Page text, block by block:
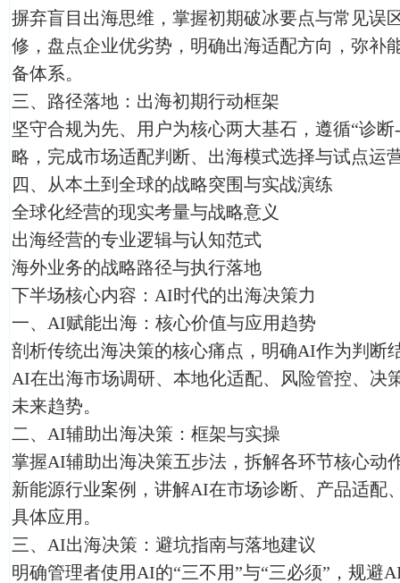
摒弃盲目出海思维，掌握初期破冰要点与常见误
修，盘点企业优劣势，明确出海适配方向，弥补
备体系。
三、路径落地：出海初期行动框架
坚守合规为先、用户为核心两大基石，遵循“诊
略，完成市场适配判断、出海模式选择与试点运
四、从本土到全球的战略突围与实战演练
全球化经营的现实考量与战略意义
出海经营的专业逻辑与认知范式
海外业务的战略路径与执行落地
下半场核心内容：AI时代的出海决策力
一、AI赋能出海：核心价值与应用趋势
剖析传统出海决策的核心痛点，明确AI作为判断
AI在出海市场调研、本地化适配、风险管控、决
未来趋势。
二、AI辅助出海决策：框架与实操
掌握AI辅助出海决策五步法，拆解各环节核心动
新能源行业案例，讲解AI在市场诊断、产品适配
具体应用。
三、AI出海决策：避坑指南与落地建议
明确管理者使用AI的“三不用”与“三必须”，规避